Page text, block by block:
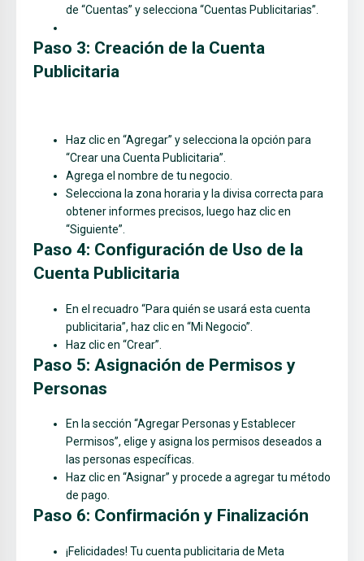
de “Cuentas” y selecciona “Cuentas Publicitarias”.
Paso 3: Creación de la Cuenta
Publicitaria
Haz clic en “Agregar” y selecciona la opción para
“Crear una Cuenta Publicitaria”.
Agrega el nombre de tu negocio.
Selecciona la zona horaria y la divisa correcta para
obtener informes precisos, luego haz clic en
“Siguiente”.
Paso 4: Configuración de Uso de la
Cuenta Publicitaria
En el recuadro “Para quién se usará esta cuenta
publicitaria”, haz clic en “Mi Negocio”.
Haz clic en “Crear”.
Paso 5: Asignación de Permisos y
Personas
En la sección “Agregar Personas y Establecer
Permisos”, elige y asigna los permisos deseados a
las personas específicas.
Haz clic en “Asignar” y procede a agregar tu método
de pago.
Paso 6: Confirmación y Finalización
¡Felicidades! Tu cuenta publicitaria de Meta